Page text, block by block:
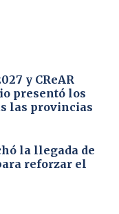
y CReAR
presentó los
las provincias
la llegada de
reforzar el